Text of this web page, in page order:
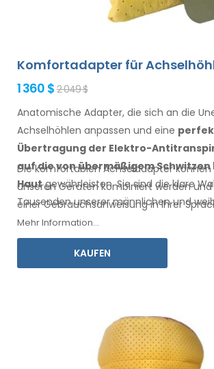
Komfortadapter für
1 360 $ 2 049 $
Anatomische Adapter, die sich an die
Achselhöhlen anpassen und eine
Übertragung der Elektro-
auf dievon übermäßigem
Haut gewährleisten. Sie sind die klare
Tausenden unserer männlichenund
jedes Jahr.
Die komfortablenAchseladapter
unseren Geräten kombiniert werden
einerGebrauchsanweisung in Ihrer
Mehr Information...
KAUFEN